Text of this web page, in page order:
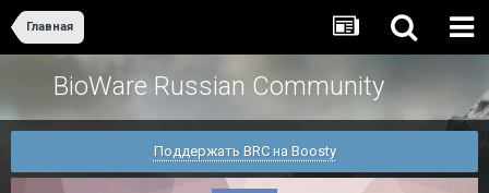
Главная
BioWare Russian Community
Поддержать BRC на Boosty